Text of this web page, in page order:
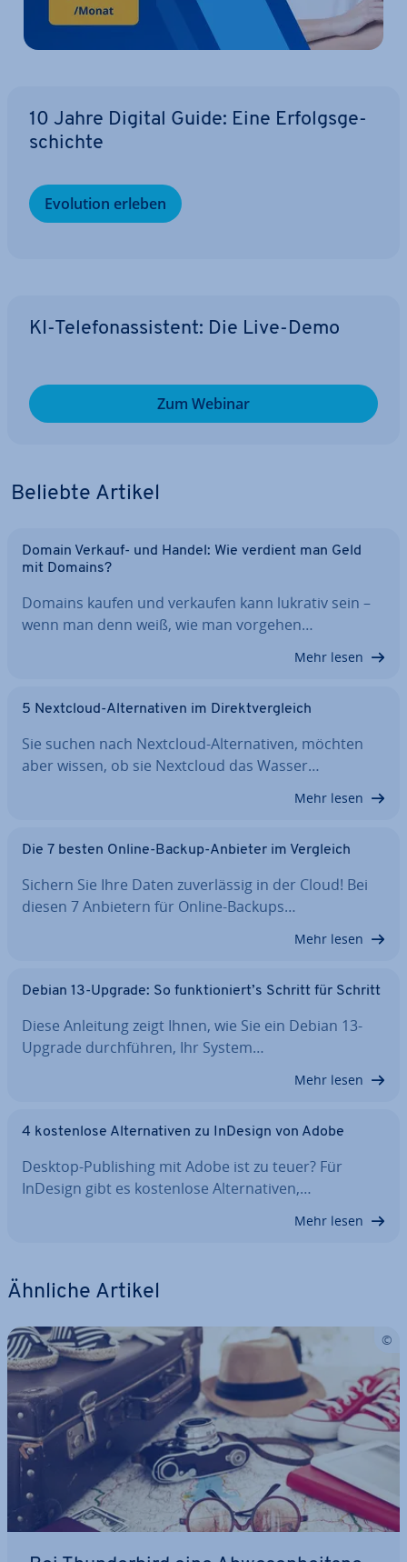
10 Jahre Digital Guide: Eine Er­folgs­ge­
schich­te
Evolution erleben
KI-Te­le­fon­as­sis­tent: Die Live-Demo
Zum Webinar
Beliebte Artikel
Domain Verkauf- und Handel: Wie verdient man Geld
mit Domains?
Domains kaufen und verkaufen kann lukrativ sein –
wenn man denn weiß, wie man vorgehen…
Mehr lesen
5 Nextcloud-Al­ter­na­ti­ven im Di­rekt­ver­gleich
Sie suchen nach Nextcloud-Al­ter­na­ti­ven, möchten
aber wissen, ob sie Nextcloud das Wasser…
Mehr lesen
Die 7 besten Online-Backup-Anbieter im Vergleich
Sichern Sie Ihre Daten zu­ver­läs­sig in der Cloud! Bei
diesen 7 Anbietern für Online-Backups…
Mehr lesen
Debian 13-Upgrade: So funk­tio­niert’s Schritt für Schritt
Diese Anleitung zeigt Ihnen, wie Sie ein Debian 13-
Upgrade durch­füh­ren, Ihr System…
Mehr lesen
4 kos­ten­lo­se Al­ter­na­ti­ven zu InDesign von Adobe
Desktop-Pu­bli­shing mit Adobe ist zu teuer? Für
InDesign gibt es kos­ten­lo­se Al­ter­na­ti­ven,…
Mehr lesen
Ähnliche Artikel